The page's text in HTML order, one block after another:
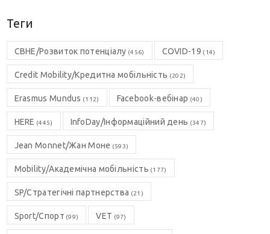
Теги
CBHE/Розвиток потенціалу (456) COVID-19 (14)
Credit Mobility/Кредитна мобільність (202)
Erasmus Mundus (112) Facebook-вебінар (40)
HERE (445) InfoDay/Інформаційний день (347)
Jean Monnet/Жан Моне (593)
Mobility/Академічна мобільність (177)
SP/Стратегічні партнерства (21)
Sport/Спорт (99) VET (97)